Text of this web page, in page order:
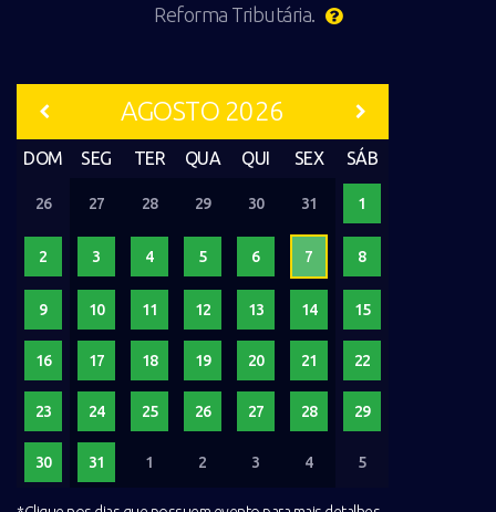
Reforma Tributária.
AGOSTO 2026
DOM SEG TER QUA QUI SEX SÁB
26 27 28 29 30 31 1
2 3 4 5 6 7 8
9 10 11 12 13 14 15
16 17 18 19 20 21 22
23 24 25 26 27 28 29
30 31 1 2 3 4 5